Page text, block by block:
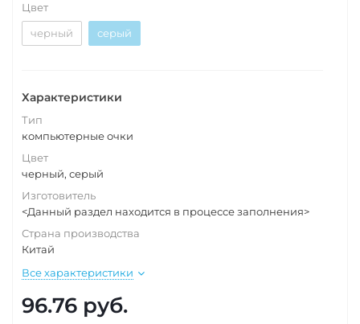
Цвет
черный
серый
Характеристики
Тип
компьютерные очки
Цвет
черный, серый
Изготовитель
<Данный раздел находится в процессе заполнения>
Страна производства
Китай
Все характеристики
96.76 руб.